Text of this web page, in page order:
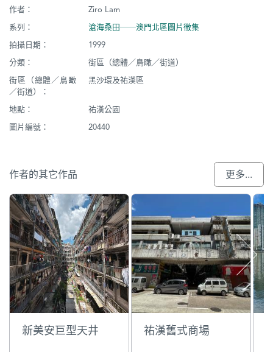
作者：
Ziro Lam
系列：
滄海桑田──澳門北區圖片徵集
拍攝日期：
1999
分類：
街區（總體／鳥瞰／街道）
街區（總體／鳥瞰
／街道）：
黑沙環及祐漢區
地點：
祐漢公園
圖片編號：
20440
作者的其它作品 更多...
新美安巨型天井 祐漢舊式商場